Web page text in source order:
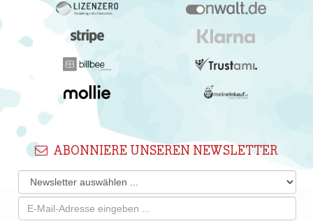
ABONNIERE UNSEREN NEWSLETTER